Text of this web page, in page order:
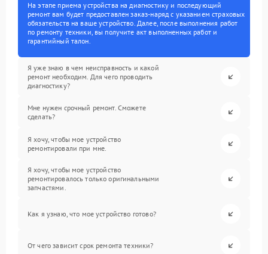
На этапе приема устройства на диагностику и последующий
ремонт вам будет предоставлен заказ-наряд с указанием страховых
обязательств на ваше устройство. Далее, после выполнения работ
по ремонту техники, вы получите акт выполненных работ и
гарантийный талон.
Я уже знаю в чем неисправность и какой
ремонт необходим. Для чего проводить
диагностику?
Мне нужен срочный ремонт. Сможете
сделать?
Я хочу, чтобы мое устройство
ремонтировали при мне.
Я хочу, чтобы мое устройство
ремонтировалось только оригинальными
запчастями.
Как я узнаю, что мое устройство готово?
От чего зависит срок ремонта техники?